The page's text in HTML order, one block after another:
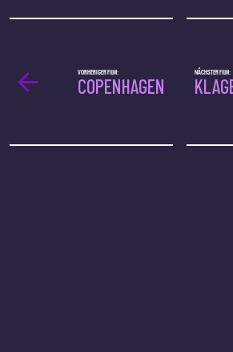
NÄCHSTER FILM:
VORHERIGER FILM:
COPENHAGEN